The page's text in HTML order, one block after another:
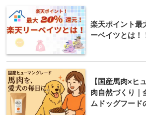
楽天ポイント最
ーベイツとは！
【国産馬肉×ヒ
肉自然づくり｜
ムドッグフード